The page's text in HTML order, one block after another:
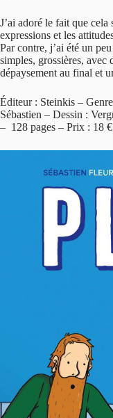
J’ai adoré le fait que cela
expressions et les
Par contre, j’ai été un
simples, grossières,
dépaysement au final et
Éditeur : Steinkis –
Sébastien – Dessin :
– 128 pages – Prix : 18 €